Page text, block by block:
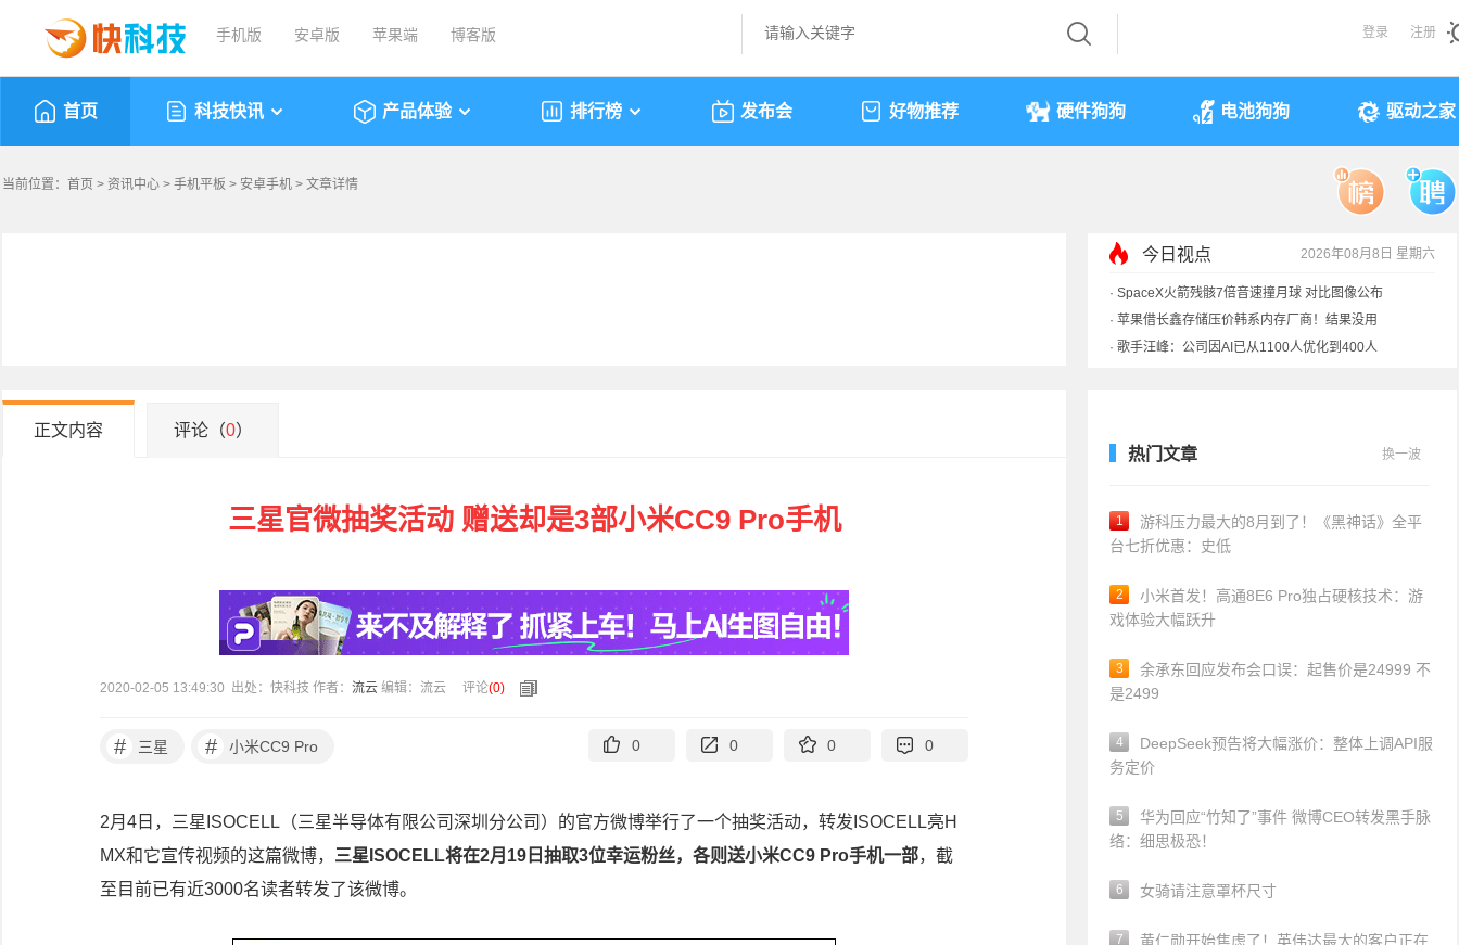
手机版 安卓版 苹果端 博客版 登录 注册
首页 科技快讯 产品体验 排行榜 发布会 好物推荐 硬件狗狗 电池狗狗 驱动之家
当前位置： 首页 > 资讯中心 > 手机平板 > 安卓手机 > 文章详情
今日视点 2026年08月8日 星期六
歌手汪峰：公司因AI已从1100人优化到400人
索尼旗舰电视上市：115寸、149999元
SpaceX火箭残骸7倍音速撞月球 对比图像公布
正文内容 评论（0）
三星官微抽奖活动 赠送却是3部小米CC9 Pro手机
2020-02-05 13:49:30 出处：快科技 作者： 流云 编辑：流云 评论(0)
# 三星 # 小米CC9 Pro 0 0 0 0
2月4日，三星ISOCELL（三星半导体有限公司深圳分公司）的官方微博举行了一个抽奖活动，转发ISOCELL亮H
MX和它宣传视频的这篇微博， 三星ISOCELL将在2月19日抽取3位幸运粉丝，各则送小米CC9 Pro手机一部，截
至目前已有近3000名读者转发了该微博。
热门文章 换一波
1
游科压力最大的8月到了！《黑神话》全平
台七折优惠：史低
2
小米首发！高通8E6 Pro独占硬核技术：游
戏体验大幅跃升
3
余承东回应发布会口误：起售价是24999 不
是2499
4
DeepSeek预告将大幅涨价：整体上调API服
务定价
5
华为回应“竹知了”事件 微博CEO转发黑手脉
络：细思极恐！
6 女骑请注意罩杯尺寸
7
黄仁勋开始焦虑了！英伟达最大的客户正在